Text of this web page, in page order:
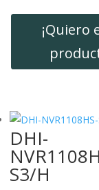
¡Quiero
DHI-
S3/H